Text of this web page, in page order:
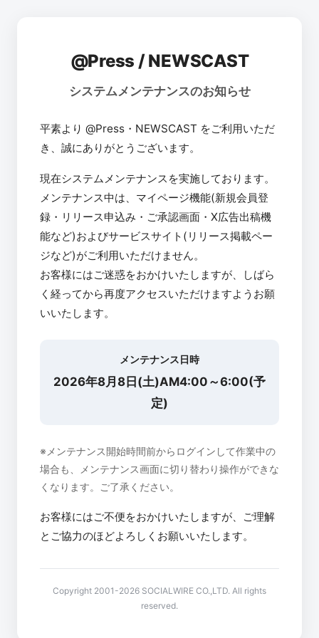
@Press / NEWSCAST
システムメンテナンスのお知らせ
平素より @Press・NEWSCAST をご利用いただ
き、誠にありがとうございます。
現在システムメンテナンスを実施しております。
メンテナンス中は、マイページ機能(新規会員登
録・リリース申込み・ご承認画面・X広告出稿機
能など)およびサービスサイト(リリース掲載ペー
ジなど)がご利用いただけません。
お客様にはご迷惑をおかけいたしますが、しばら
く経ってから再度アクセスいただけますようお願
いいたします。
メンテナンス日時
2026年8月8日(土)AM4:00～6:00(予
定)
※メンテナンス開始時間前からログインして作業中の
場合も、メンテナンス画面に切り替わり操作ができな
くなります。ご了承ください。
お客様にはご不便をおかけいたしますが、ご理解
とご協力のほどよろしくお願いいたします。
Copyright 2001-2026 SOCIALWIRE CO.,LTD. All rights
reserved.